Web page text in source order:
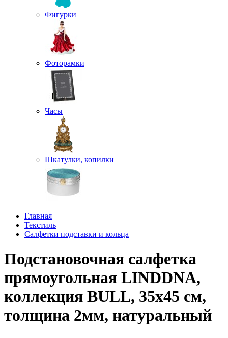
Фигурки
Фоторамки
Часы
Шкатулки, копилки
Главная
Текстиль
Салфетки подставки и кольца
Подстановочная салфетка
прямоугольная LINDDNA,
коллекция BULL, 35x45 см,
толщина 2мм, натуральный